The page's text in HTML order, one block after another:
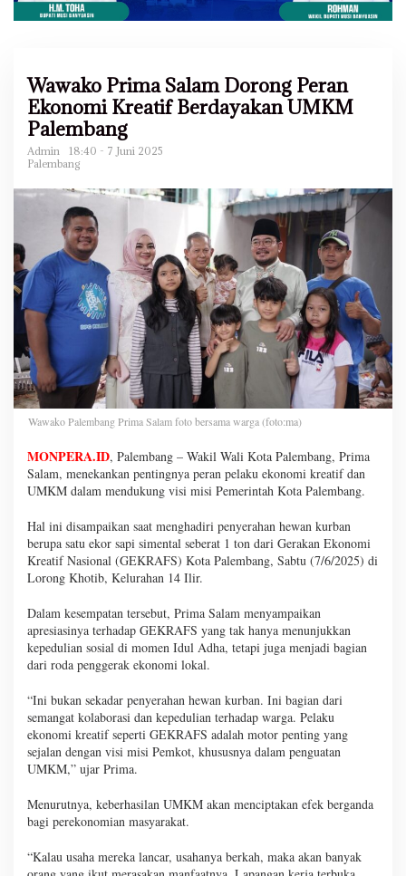
Wawako Prima Salam Dorong Peran
Ekonomi Kreatif Berdayakan UMKM
Palembang
Admin
18:40 - 7 Juni 2025
Palembang
Wawako Palembang Prima Salam foto bersama warga (foto:ma)
MONPERA.ID, Palembang – Wakil Wali Kota Palembang, Prima
Salam, menekankan pentingnya peran pelaku ekonomi kreatif dan
UMKM dalam mendukung visi misi Pemerintah Kota Palembang.
Hal ini disampaikan saat menghadiri penyerahan hewan kurban
berupa satu ekor sapi simental seberat 1 ton dari Gerakan Ekonomi
Kreatif Nasional (GEKRAFS) Kota Palembang, Sabtu (7/6/2025) di
Lorong Khotib, Kelurahan 14 Ilir.
Dalam kesempatan tersebut, Prima Salam menyampaikan
apresiasinya terhadap GEKRAFS yang tak hanya menunjukkan
kepedulian sosial di momen Idul Adha, tetapi juga menjadi bagian
dari roda penggerak ekonomi lokal.
“Ini bukan sekadar penyerahan hewan kurban. Ini bagian dari
semangat kolaborasi dan kepedulian terhadap warga. Pelaku
ekonomi kreatif seperti GEKRAFS adalah motor penting yang
sejalan dengan visi misi Pemkot, khususnya dalam penguatan
UMKM,” ujar Prima.
Menurutnya, keberhasilan UMKM akan menciptakan efek berganda
bagi perekonomian masyarakat.
“Kalau usaha mereka lancar, usahanya berkah, maka akan banyak